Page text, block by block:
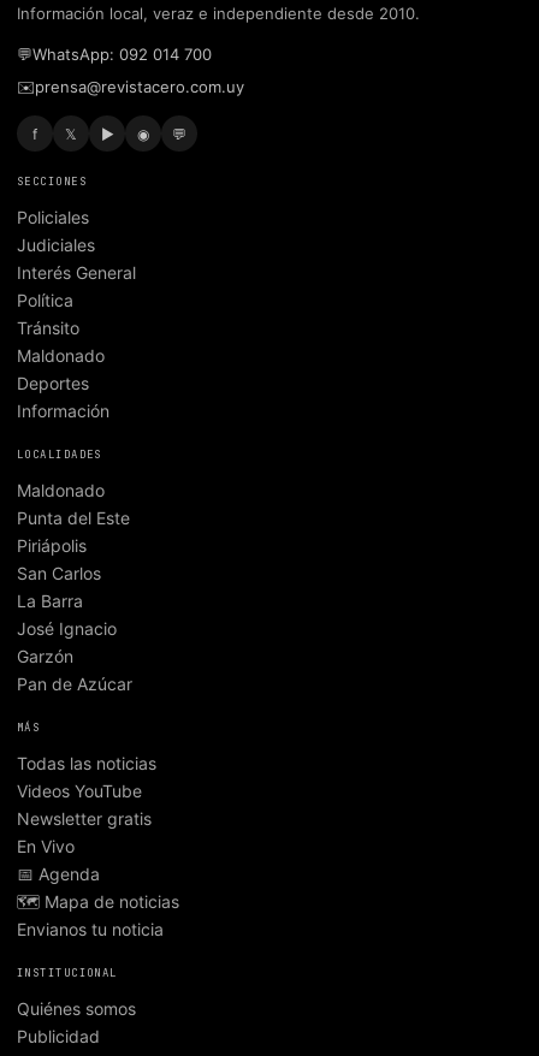
Información local, veraz e independiente desde 2010.
💬WhatsApp: 092 014 700
✉️prensa@revistacero.com.uy
f 𝕏 ▶ ◉ 💬
SECCIONES
Policiales
Judiciales
Interés General
Política
Tránsito
Maldonado
Deportes
Información
LOCALIDADES
Maldonado
Punta del Este
Piriápolis
San Carlos
La Barra
José Ignacio
Garzón
Pan de Azúcar
MÁS
Todas las noticias
Videos YouTube
Newsletter gratis
En Vivo
📅 Agenda
🗺️ Mapa de noticias
Envianos tu noticia
INSTITUCIONAL
Quiénes somos
Publicidad